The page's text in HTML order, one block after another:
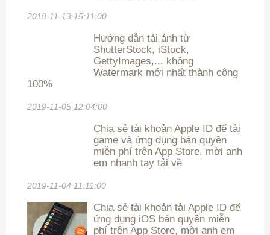
2019-11-13 15:11:00
Hướng dẫn tải ảnh từ
ShutterStock, iStock,
GettyImages,... không
Watermark mới nhất thành công
100%
2019-11-05 12:04:00
Chia sẻ tài khoản Apple ID để tải
game và ứng dụng bản quyền
miễn phí trên App Store, mời anh
em nhanh tay tải về
2019-11-04 11:11:00
Chia sẻ tài khoản tải Apple ID để
ứng dụng iOS bản quyền miễn
phí trên App Store, mời anh em